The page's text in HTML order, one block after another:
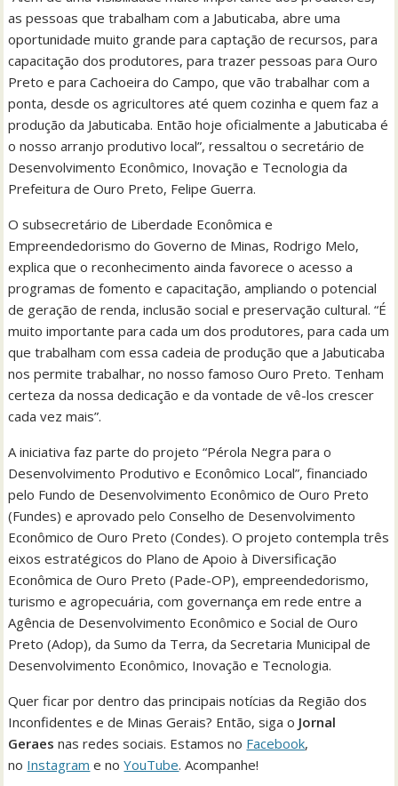
as pessoas que trabalham com a Jabuticaba, abre uma
oportunidade muito grande para captação de recursos, para
capacitação dos produtores, para trazer pessoas para Ouro
Preto e para Cachoeira do Campo, que vão trabalhar com a
ponta, desde os agricultores até quem cozinha e quem faz a
produção da Jabuticaba. Então hoje oficialmente a Jabuticaba é
o nosso arranjo produtivo local”, ressaltou o secretário de
Desenvolvimento Econômico, Inovação e Tecnologia da
Prefeitura de Ouro Preto, Felipe Guerra.
O subsecretário de Liberdade Econômica e
Empreendedorismo do Governo de Minas, Rodrigo Melo,
explica que o reconhecimento ainda favorece o acesso a
programas de fomento e capacitação, ampliando o potencial
de geração de renda, inclusão social e preservação cultural. “É
muito importante para cada um dos produtores, para cada um
que trabalham com essa cadeia de produção que a Jabuticaba
nos permite trabalhar, no nosso famoso Ouro Preto. Tenham
certeza da nossa dedicação e da vontade de vê-los crescer
cada vez mais”.
A iniciativa faz parte do projeto “Pérola Negra para o
Desenvolvimento Produtivo e Econômico Local”, financiado
pelo Fundo de Desenvolvimento Econômico de Ouro Preto
(Fundes) e aprovado pelo Conselho de Desenvolvimento
Econômico de Ouro Preto (Condes). O projeto contempla três
eixos estratégicos do Plano de Apoio à Diversificação
Econômica de Ouro Preto (Pade-OP), empreendedorismo,
turismo e agropecuária, com governança em rede entre a
Agência de Desenvolvimento Econômico e Social de Ouro
Preto (Adop), da Sumo da Terra, da Secretaria Municipal de
Desenvolvimento Econômico, Inovação e Tecnologia.
Quer ficar por dentro das principais notícias da Região dos
Inconfidentes e de Minas Gerais? Então, siga o Jornal
Geraesnas redes sociais. Estamos no Facebook,
no Instagram e noYouTube. Acompanhe!